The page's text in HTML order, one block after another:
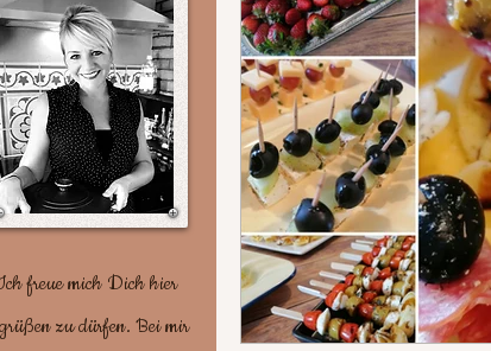
freue mich Dich hier
zu dürfen. Bei mir
Dessert/
gut